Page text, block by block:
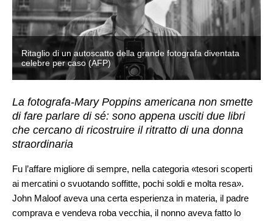
Ritaglio di un autoscatto della grande fotografa diventata
celebre per caso (AFP)
La fotografa-Mary Poppins americana non smette
di fare parlare di sé: sono appena usciti due libri
che cercano di ricostruire il ritratto di una donna
straordinaria
Fu l’affare migliore di sempre, nella categoria «tesori scoperti
ai mercatini o svuotando soffitte, pochi soldi e molta resa».
John Maloof aveva una certa esperienza in materia, il padre
comprava e vendeva roba vecchia, il nonno aveva fatto lo